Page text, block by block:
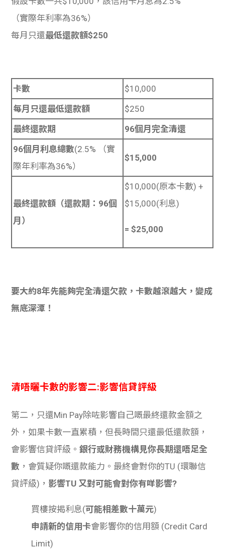
（實際年利率為36%）
每月只還最低還款額$250
卡數
$10,000
每月只還最低還款額
$250
最終還款期
96個月完全清還
96個月利息總數(2.5% （實
際年利率為36%）
$15,000
最終還款額（還款期：96個
月）
$10,000(原本卡數) +
$15,000(利息)
= $25,000
要大約8年先能夠完全清還欠款，卡數越滾越大，變成
無底深潭！
清唔曬卡數的影響二:影響信貸評級
第二，只還Min Pay除咗影響自己嘅最終還款金額之
外，如果卡數一直累積，但長時間只還最低還款額，
會影響信貸評級。銀行或財務機構見你長期還唔足全
數 ，會質疑你嘅還款能力。最終會對你的TU (環聯信
貸評級)， 影響TU 又對可能會對你有咩影響?
買樓按揭利息(可能相差數十萬元)
申請新的信用卡會影響你的信用額 (Credit Card
Limit)